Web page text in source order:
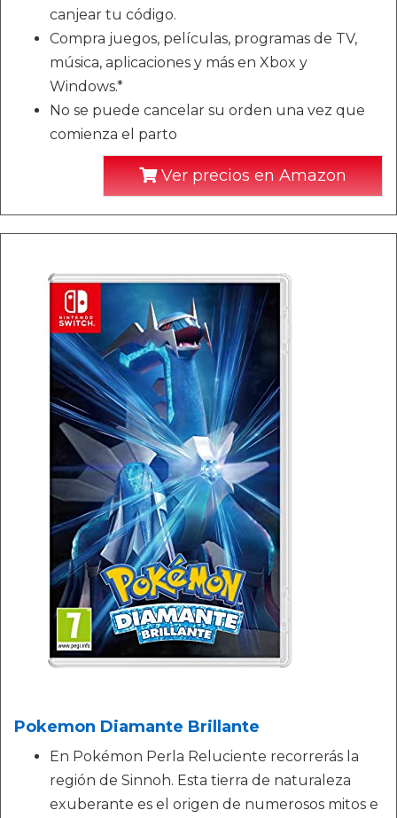
canjear tu código.
Compra juegos, películas, programas de TV,
música, aplicaciones y más en Xbox y
Windows.*
No se puede cancelar su orden una vez que
comienza el parto
Ver precios en Amazon
Pokemon Diamante Brillante
En Pokémon Perla Reluciente recorrerás la
región de Sinnoh. Esta tierra de naturaleza
exuberante es el origen de numerosos mitos e